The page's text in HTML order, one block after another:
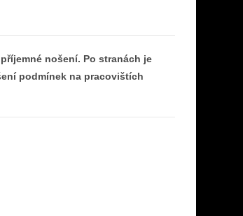
nošení. Po stranách je
podmínek na pracovištích